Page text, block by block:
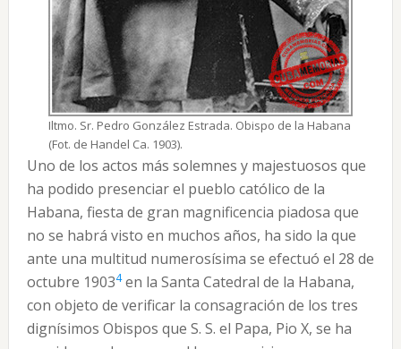
Iltmo. Sr. Pedro González Estrada. Obispo de la Habana
(Fot. de Handel Ca. 1903).
Uno de los actos más solemnes y majestuosos que
ha podido presenciar el pueblo católico de la
Habana, fiesta de gran magnificencia piadosa que
no se habrá visto en muchos años, ha sido la que
ante una multitud numerosísima se efectuó el 28 de
octubre 19034en la Santa Catedral de la Habana,
con objeto de verificar la consagración de los tres
dignísimos Obispos que S. S. el Papa, Pio X, se ha